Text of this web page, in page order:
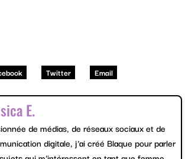
Twitter Email
E.
de médias, de réseaux sociaux et de
digitale, j'ai créé Blaque pour parler